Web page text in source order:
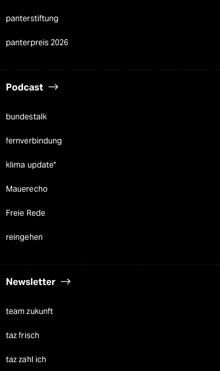
panterstiftung
panterpreis 2026
Podcast
bundestalk
fernverbindung
klima update°
Mauerecho
Freie Rede
reingehen
Newsletter
team zukunft
taz frisch
taz zahl ich